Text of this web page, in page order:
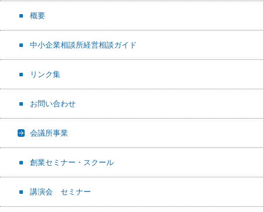
概要
中小企業相談所経営相談ガイド
リンク集
お問い合わせ
会議所事業
創業セミナー・スクール
講演会 セミナー